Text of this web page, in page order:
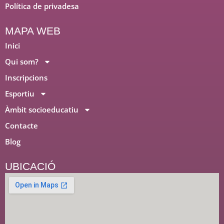
UBICACIÓ
Política de privadesa
MAPA WEB
Inici
Qui som?
Inscripcions
Esportiu
Àmbit socioeducatiu
Contacte
Blog